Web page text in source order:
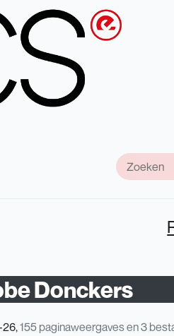
Donckers
26,155 paginaweergaves en 3